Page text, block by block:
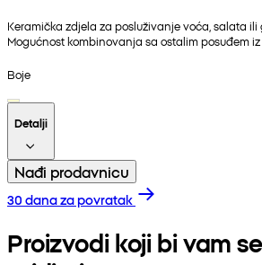
Keramička zdjela za posluživanje voća, salata
Mogućnost kombinovanja sa ostalim posuđem iz
Boje
Detalji
Nađi prodavnicu
30 dana za povratak
Proizvodi koji bi vam